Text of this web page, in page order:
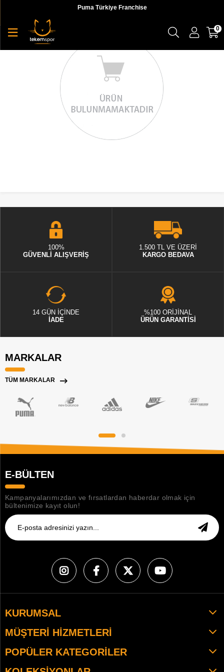
Puma Türkiye Franchise
0
100%
GÜVENLİ ALIŞVERİŞ
1.500 TL VE ÜZERİ
KARGO BEDAVA
14 GÜN İÇİNDE
İADE
%100 ORİJİNAL
ÜRÜN GARANTİSİ
MARKALAR
TÜM MARKALAR
E-BÜLTEN
Kampanyalarımızdan ve fırsatlardan haberdar olmak için
bültenimize kayıt olun!
KURUMSAL
MÜŞTERI HIZMETLERI
POPÜLER KATEGORILER